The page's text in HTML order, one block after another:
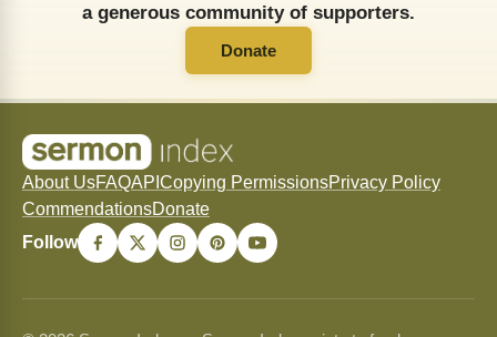
a generous community of supporters.
Donate
About UsFAQAPI Copying PermissionsPrivacy Policy
CommendationsDonate
Follow